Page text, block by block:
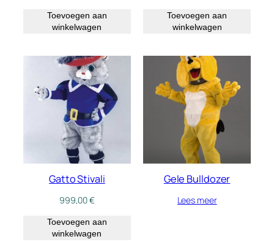
Toevoegen aan
winkelwagen
Toevoegen aan
winkelwagen
Gatto Stivali
999,00€
Toevoegen aan
winkelwagen
Gele Bulldozer
Lees meer